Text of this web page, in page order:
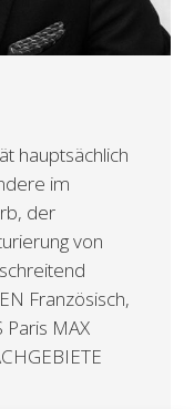
hauptsächlich
im
der
von
Französisch,
Paris MAX